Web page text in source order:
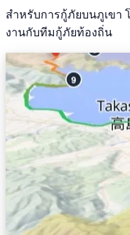
สำหรับการกู้ภัยบนภูเขา
งานกับทีมกู้ภัยท้องถิ่น